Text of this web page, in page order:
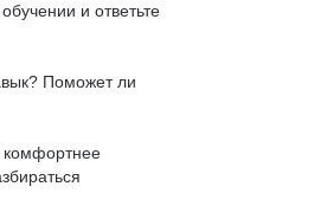
и ответьте
Поможет ли
комфортнее